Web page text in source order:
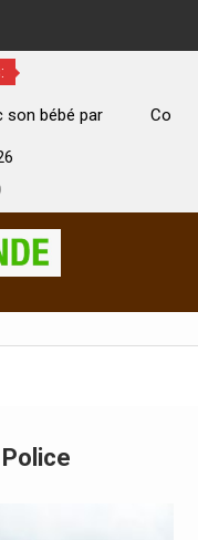
Le ministre